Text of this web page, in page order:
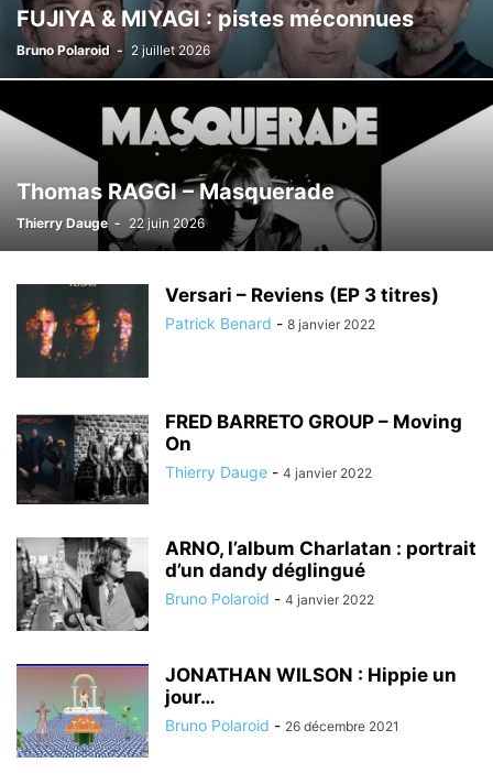
FUJIYA & MIYAGI : pistes méconnues
Bruno Polaroid - 2 juillet 2026
Thomas RAGGI – Masquerade
Thierry Dauge - 22 juin 2026
Versari – Reviens (EP 3 titres)
Patrick Benard - 8 janvier 2022
FRED BARRETO GROUP – Moving
On
Thierry Dauge - 4 janvier 2022
ARNO, l’album Charlatan : portrait
d’un dandy déglingué
Bruno Polaroid - 4 janvier 2022
JONATHAN WILSON : Hippie un
jour…
Bruno Polaroid - 26 décembre 2021